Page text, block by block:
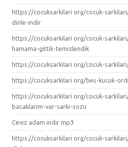
https://cocuksarkilari org/cocuk-
dinle-indir
https://cocuksarkilari org/cocuk-
hamama-gittik-temizlendik
https://cocuksarkilari org/cocuk-
https://cocuksarkilari org/bes-kucuk-
https://cocuksarkilari org/cocuk-
bacaklarim-var-sarki-sozu
Cevız adam ındır mp3
https://cocuksarkilari org/cocuk-